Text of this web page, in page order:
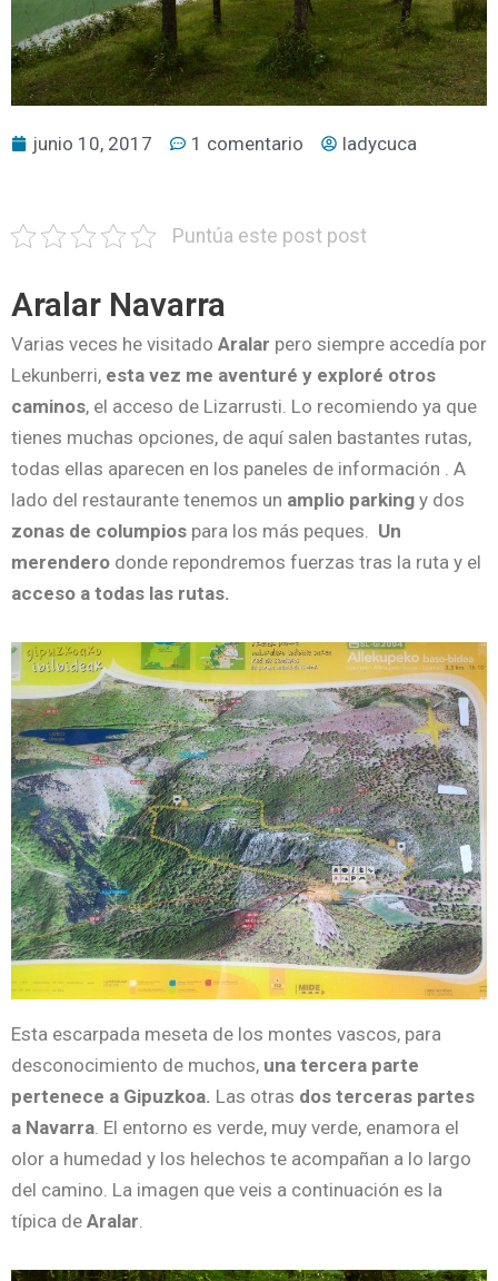
junio 10, 2017 1 comentario ladycuca
Puntúa este post post
Aralar Navarra
Varias veces he visitado Aralar pero siempre accedía por
Lekunberri, esta vez me aventuré y exploré otros
caminos, el acceso de Lizarrusti. Lo recomiendo ya que
tienes muchas opciones, de aquí salen bastantes rutas,
todas ellas aparecen en los paneles de información . A
lado del restaurante tenemos un amplio parking y dos
zonas de columpios para los más peques. Un
merendero donde repondremos fuerzas tras la ruta y el
acceso a todas las rutas.
Esta escarpada meseta de los montes vascos, para
desconocimiento de muchos, una tercera parte
pertenece a Gipuzkoa. Las otras dos terceras partes
a Navarra . El entorno es verde, muy verde, enamora el
olor a humedad y los helechos te acompañan a lo largo
del camino. La imagen que veis a continuación es la
típica de Aralar